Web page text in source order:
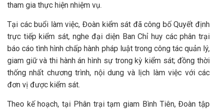
tham gia thực hiện nhiệm vụ.
Tại các buổi làm việc, Đoàn kiểm sát đã công bố Quyết định
trực tiếp kiểm sát, nghe đại diện Ban Chỉ huy các phân trại
báo cáo tình hình chấp hành pháp luật trong công tác quản lý,
giam giữ và thi hành án hình sự trong kỳ kiểm sát; đồng thời
thống nhất chương trình, nội dung và lịch làm việc với các
đơn vị được kiểm sát.
Theo kế hoạch, tại Phân trại tạm giam Bình Tiên, Đoàn tập